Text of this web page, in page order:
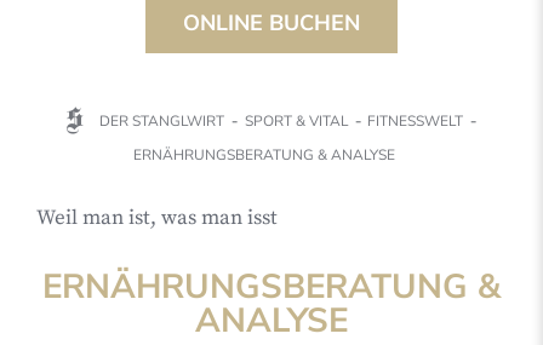
ONLINE BUCHEN
DER STANGLWIRT SPORT & VITAL
FITNESSWELT
ERNÄHRUNGSBERATUNG & ANALYSE
Weil man ist, was man isst
ERNÄHRUNGSBERATUNG &
ANALYSE